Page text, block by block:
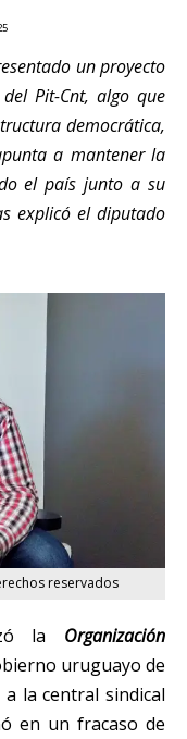
un proyecto
Pit-Cnt, algo que
democrática,
a mantener la
el país junto a su
explicó el diputado
reservados
la Organización
uruguayo de
la central sindical
en un fracaso de